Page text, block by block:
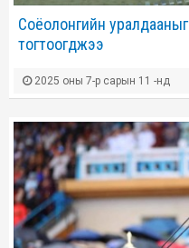
Соёолонгийн уралдааныг
тогтоогджээ
2025 оны 7-р сарын 11 -нд